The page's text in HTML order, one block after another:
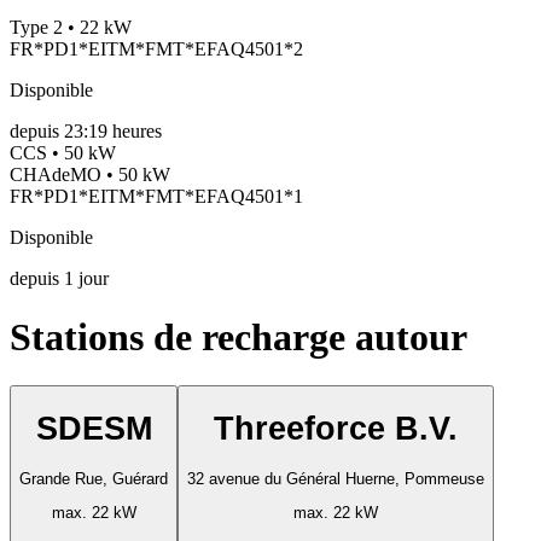
Type 2 • 22 kW
FR*PD1*EITM*FMT*EFAQ4501*2
Disponible
depuis 23:19 heures
CCS • 50 kW
CHAdeMO • 50 kW
FR*PD1*EITM*FMT*EFAQ4501*1
Disponible
depuis 1 jour
Stations de recharge autour
SDESM
Grande Rue, Guérard
max. 22 kW
Threeforce B.V.
32 avenue du Général Huerne, Pommeuse
max. 22 kW